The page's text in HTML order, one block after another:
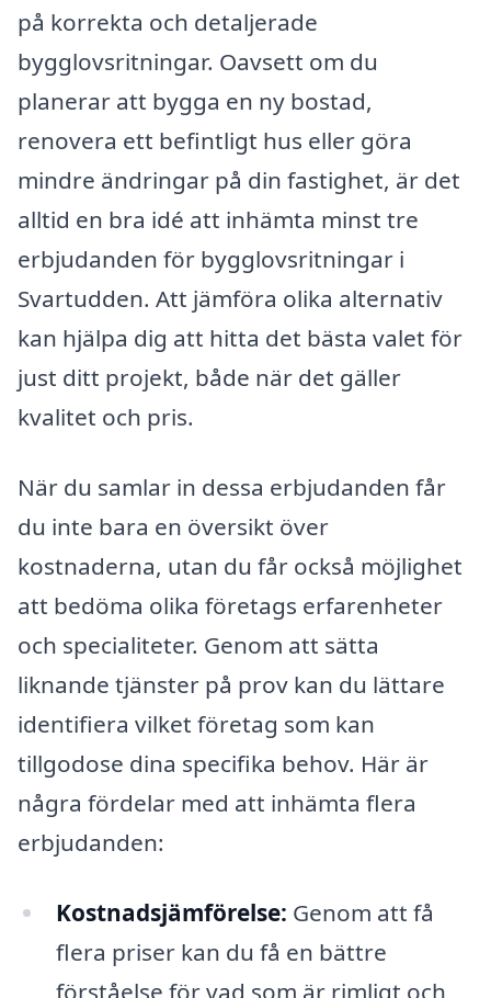
på korrekta och detaljerade
bygglovsritningar. Oavsett om du
planerar att bygga en ny bostad,
renovera ett befintligt hus eller göra
mindre ändringar på din fastighet, är det
alltid en bra idé att inhämta minst tre
erbjudanden för bygglovsritningar i
Svartudden. Att jämföra olika alternativ
kan hjälpa dig att hitta det bästa valet för
just ditt projekt, både när det gäller
kvalitet och pris.
När du samlar in dessa erbjudanden får
du inte bara en översikt över
kostnaderna, utan du får också möjlighet
att bedöma olika företags erfarenheter
och specialiteter. Genom att sätta
liknande tjänster på prov kan du lättare
identifiera vilket företag som kan
tillgodose dina specifika behov. Här är
några fördelar med att inhämta flera
erbjudanden:
Kostnadsjämförelse: Genom att få
flera priser kan du få en bättre
förståelse för vad som är rimligt och